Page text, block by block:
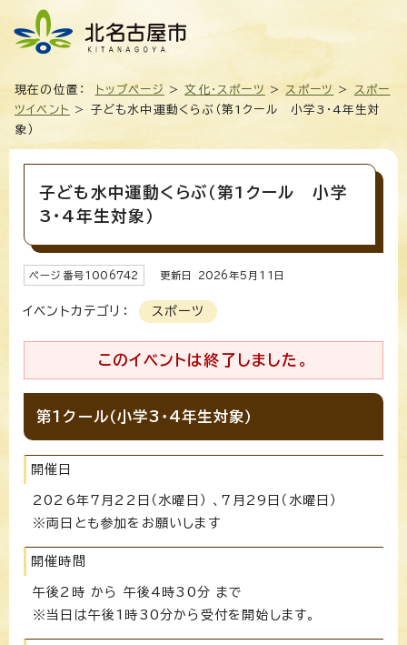
現在の位置： トップページ >文化・スポーツ >スポーツ > スポー
ツイベント
> 子ども水中運動くらぶ（第1クール 小学3・4年生対
象）
子ども水中運動くらぶ（第1クール 小学
3・4年生対象）
ページ番号1006742 更新日 2026年5月 11 日
イベントカテゴリ： スポーツ
このイベントは終了しました。
第1クール（小学3・4年生対象）
開催日
2026年7月22日（水曜日） 、7月29日（水曜日）
※両日とも参加をお願いします
開催時間
午後2時 から 午後4時30分 まで
※当日は午後1時30分から受付を開始します。